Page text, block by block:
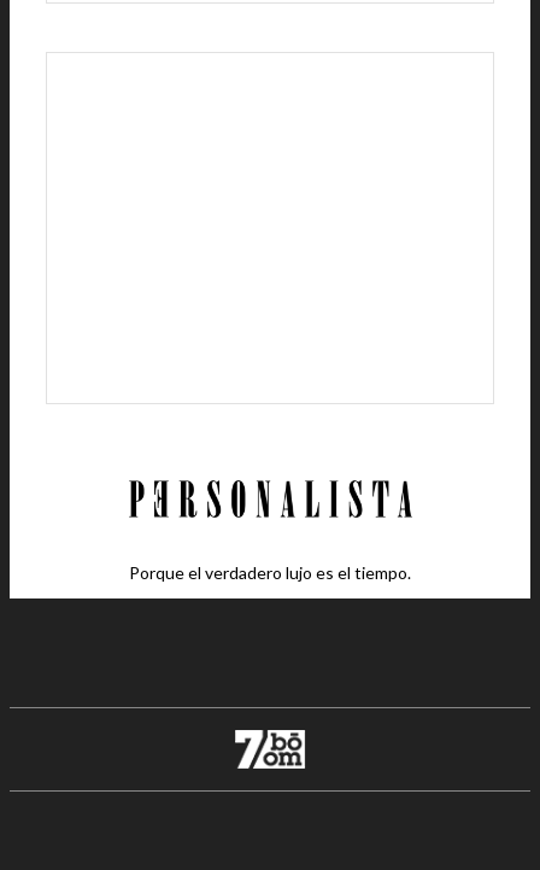
Porque el verdadero lujo es el tiempo.